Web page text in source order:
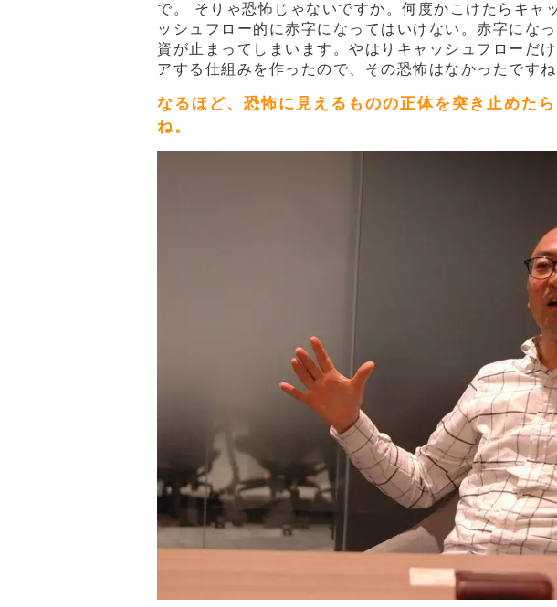
で。 そりゃ恐怖じゃないですか。何度かこけたらキャ
ッシュフロー的に赤字になってはいけない。赤字にな
資が止まってしまいます。やはりキャッシュフローだ
アする仕組みを作ったので、その恐怖はなかったですね
なるほど、恐怖に見えるものの正体を突き止めた
ね。